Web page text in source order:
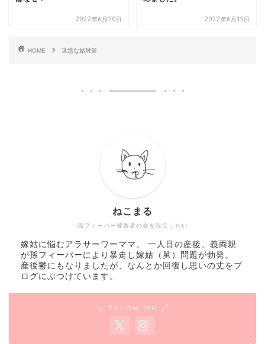
2022年6月20日 2022年6月15日
HOME 迷惑な姑対策
孫フィーバー被害者の会を設立したい
ねこまる
嫁姑に悩むアラサーワーママ。 一人目の産後、義両親
が孫フィーバーにより暴走し嫁姑（舅）問題が勃発。
産後鬱にもなりましたが、なんとか回復し思いの丈をブ
ログにぶつけています。
＼ Follow me ／